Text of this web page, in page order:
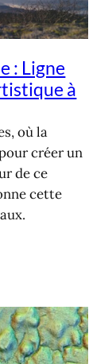
: Ligne
à
où la
créer un
de ce
cette